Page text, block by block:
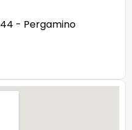
- Pergamino